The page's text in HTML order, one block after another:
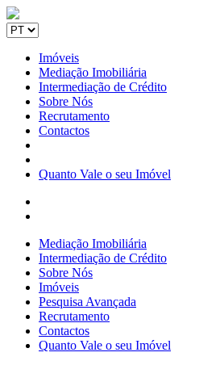
Imóveis
Mediação Imobiliária
Intermediação de Crédito
Sobre Nós
Recrutamento
Contactos
Quanto Vale o seu Imóvel
Mediação Imobiliária
Intermediação de Crédito
Sobre Nós
Imóveis
Pesquisa Avançada
Recrutamento
Contactos
Quanto Vale o seu Imóvel